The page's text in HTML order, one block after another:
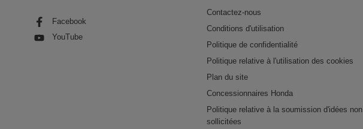
Facebook
YouTube
Contactez-nous
Conditions d'utilisation
Politique de confidentialité
Politique relative à l'utilisation des cookies
Plan du site
Concessionnaires Honda
Politique relative à la soumission d'idées non
sollicitées